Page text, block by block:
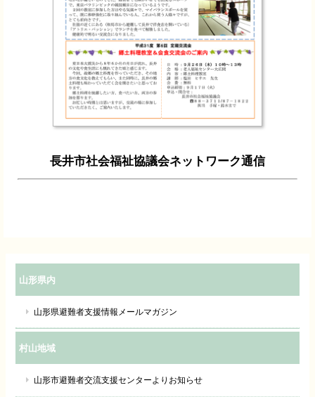
長井市社会福祉協議会ネットワーク通信
山形県内
山形県避難者支援情報メールマガジン
村山地域
山形市避難者交流支援センターよりお知らせ